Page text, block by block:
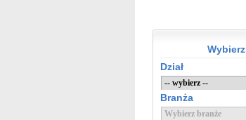
Wybierz
Dział
Branża